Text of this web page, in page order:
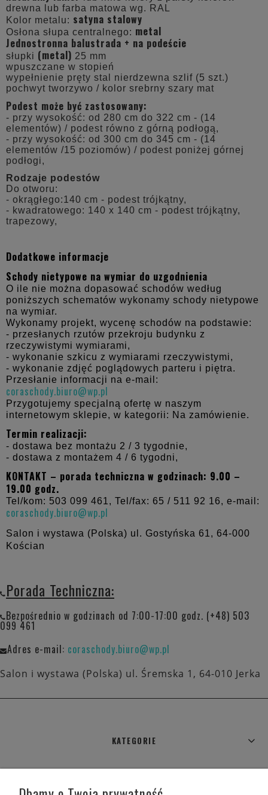
drewna lub farba matowa wg. RAL
Kolor metalu: satyna stalowy
Osłona słupa centralnego: metal
Jednostronna balustrada + na podeście
słupki (metal) 25 mm
wpuszczane w stopień
wypełnienie pręty stal nierdzewna szlif (5 szt.)
pochwyt tworzywo / kolor srebrny szary mat
Podest może być zastosowany:
- przy wysokość: od 280 cm do 322 cm - (14
elementów) / podest równo z górną podłogą,
- przy wysokość: od 300 cm do 345 cm - (14
elementów /15 poziomów) / podest poniżej górnej
podłogi,
Rodzaje podestów
Do otworu:
- okrągłego:140 cm - podest trójkątny,
- kwadratowego: 140 x 140 cm - podest trójkątny,
trapezowy,
Dodatkowe informacje
Schody nietypowe na wymiar do uzgodnienia
O ile nie można dopasować schodów według
poniższych schematów wykonamy schody nietypowe
na wymiar.
Wykonamy projekt, wycenę schodów na podstawie:
- przesłanych rzutów przekroju budynku z
rzeczywistymi wymiarami,
- wykonanie szkicu z wymiarami rzeczywistymi,
- wykonanie zdjęć poglądowych parteru i piętra.
Przesłanie informacji na e-mail:
coraschody.biuro@wp.pl
Przygotujemy specjalną ofertę w naszym
internetowym sklepie, w kategorii: Na zamówienie.
Termin realizacji:
- dostawa bez montażu 2 / 3 tygodnie,
- dostawa z montażem 4 / 6 tygodni,
KONTAKT – porada techniczna w godzinach: 9.00 –
19.00 godz.
Tel/kom: 503 099 461, Tel/fax: 65 / 511 92 16, e-mail:
coraschody.biuro@wp.pl
Salon i wystawa (Polska) ul. Gostyńska 61, 64-000
Kościan
Porada Techniczna:
Bezpośrednio w godzinach od 7:00-17:00 godz. (+48) 503
099 461
Adres e-mail: coraschody.biuro@wp.pl
Salon i wystawa (Polska) ul. Śremska 1, 64-010 Jerka
KATEGORIE